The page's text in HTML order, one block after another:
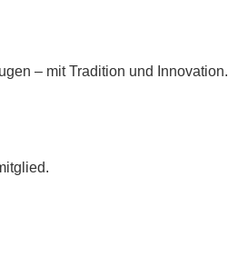
– mit Tradition und Innovation.